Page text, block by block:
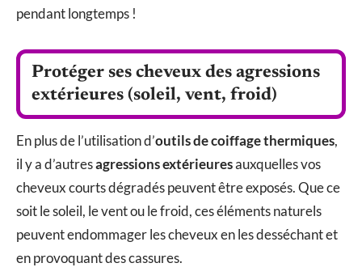
pendant longtemps !
Protéger ses cheveux des agressions
extérieures (soleil, vent, froid)
En plus de l’utilisation d’outils de coiffage thermiques,
il y a d’autresagressions extérieuresauxquelles vos
cheveux courts dégradés peuvent être exposés. Que ce
soit le soleil, le vent ou le froid, ces éléments naturels
peuvent endommager les cheveux en les desséchant et
en provoquant des cassures.